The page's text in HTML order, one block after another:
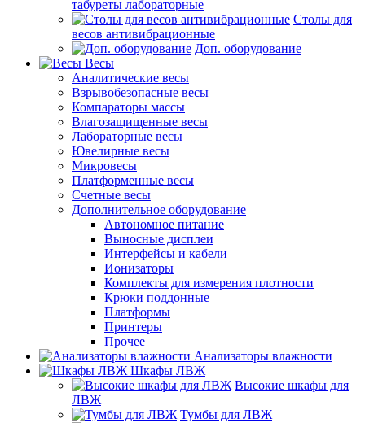
табуреты лабораторные
Столы для
весов антивибрационные
Доп. оборудование
Весы
Аналитические весы
Взрывобезопасные весы
Компараторы массы
Влагозащищенные весы
Лабораторные весы
Ювелирные весы
Микровесы
Платформенные весы
Счетные весы
Дополнительное оборудование
Автономное питание
Выносные дисплеи
Интерфейсы и кабели
Ионизаторы
Комплекты для измерения плотности
Крюки поддонные
Платформы
Принтеры
Прочее
Анализаторы влажности
Шкафы ЛВЖ
Высокие шкафы для
ЛВЖ
Тумбы для ЛВЖ